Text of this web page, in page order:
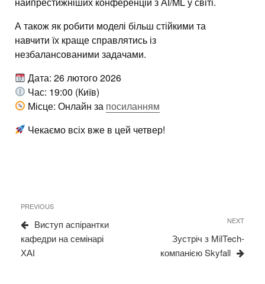
А також як робити моделі більш стійкими та
навчити їх краще справлятись із
незбалансованими задачами.
Дата: 26 лютого 2026
Час: 19:00 (Київ)
Місце: Онлайн за посиланням
Чекаємо всіх вже в цей четвер!
записів
Previous
Post
PREVIOUS
Виступ аспірантки
кафедри на семінарі
ХАІ
Next
NEXT
Зустріч з MilTech-
компанією Skyfall